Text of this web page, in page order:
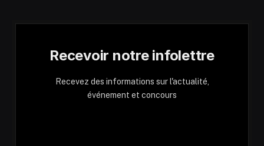
Recevoir notre infolettre
Recevez des informations sur l'actualité,
événement et concours